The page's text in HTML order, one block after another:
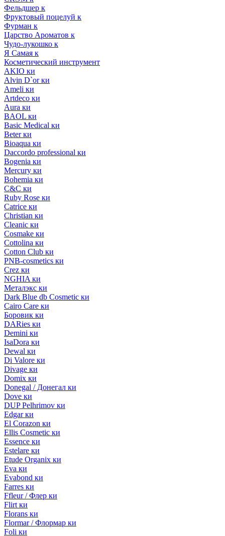
Фельдшер к
Фруктовый поцелуй к
Фурман к
Царство Ароматов к
Чудо-лукошко к
Я Самая к
Косметический инструмент
AKIO ки
Alvin D`or ки
Ameli ки
Artdeco ки
Aura ки
BAOL ки
Basic Medical ки
Beter ки
Bioaqua ки
Daccordo professional ки
Bogenia ки
Mercury ки
Bohemia ки
C&C ки
Ruby Rose ки
Catrice ки
Christian ки
Cleanic ки
Cosmake ки
Cottolina ки
Cotton Club ки
PNB-cosmetics ки
Crez ки
NGHIA ки
Металэкс ки
Dark Blue db Cosmetic ки
Cairo Care ки
Боровик ки
DARies ки
Demini ки
IsaDora ки
Dewal ки
Di Valore ки
Divage ки
Domix ки
Donegal / Донегал ки
Dove ки
DUP Pelhrimov ки
Edgar ки
El Corazon ки
Ellis Cosmetic ки
Essence ки
Estelare ки
Etude Organix ки
Eva ки
Evabond ки
Farres ки
Ffleur / Флер ки
Flirt ки
Florans ки
Flormar / Флормар ки
Foli ки